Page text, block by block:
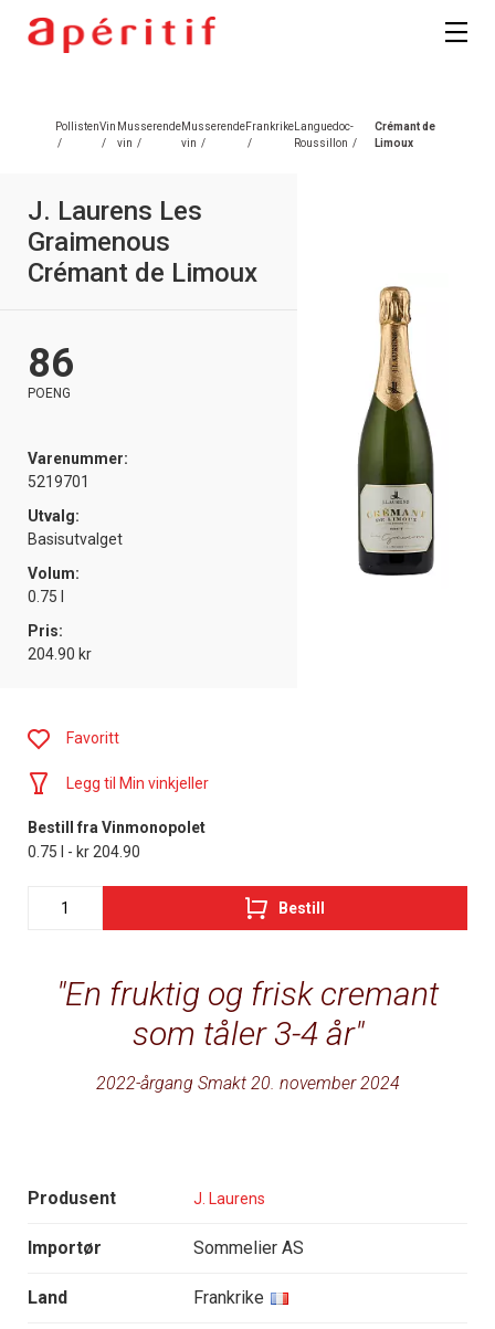
Pollisten
/
Vin
/
Musserende
vin /
Musserende
vin /
Frankrike
/
Languedoc-
Roussillon /
Crémant de
Limoux
J. Laurens Les
Graimenous
Crémant de Limoux
86
POENG
Varenummer:
5219701
Utvalg:
Basisutvalget
Volum:
0.75 l
Pris:
204.90 kr
En fruktig og frisk cremant
som tåler 3-4 år
2022-årgang Smakt 20. november 2024
Produsent J. Laurens
Importør Sommelier AS
Land Frankrike
Favoritt
Legg til Min vinkjeller
Bestill fra Vinmonopolet
0.75 l - kr 204.90
Bestill